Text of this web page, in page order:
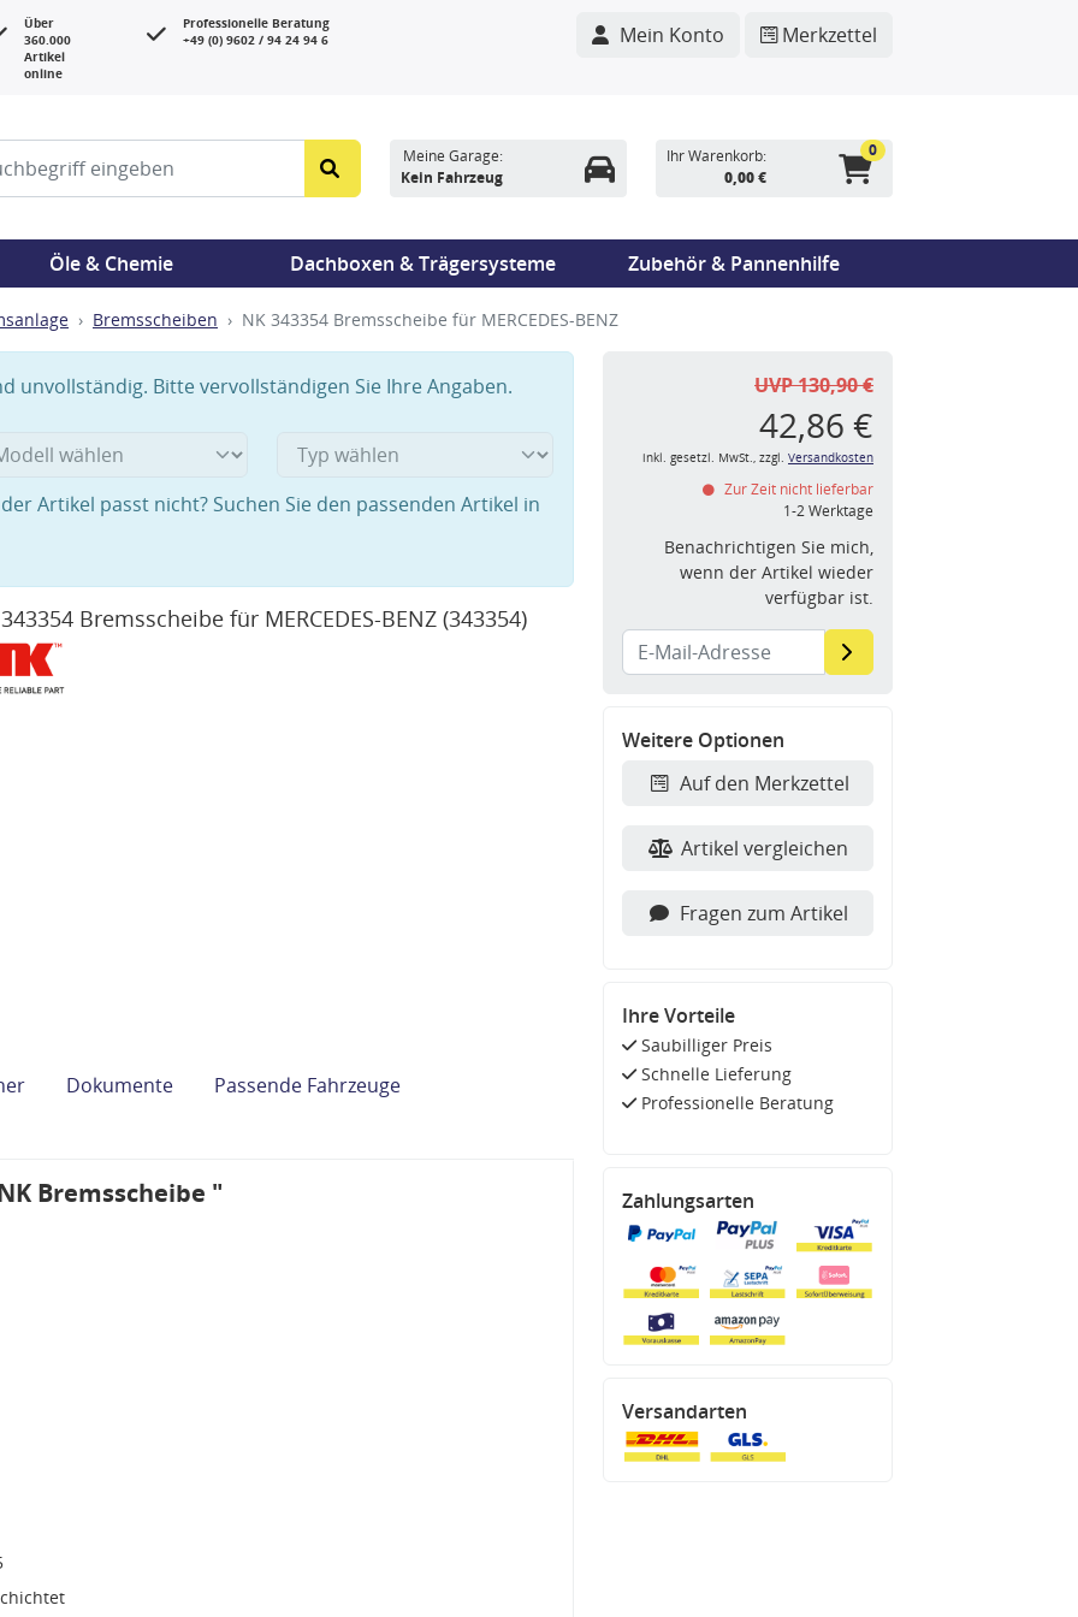
Über
360.000
Artikel
online
Professionelle Beratung
+49 (0) 9602 / 94 24 94 6
Mein Konto Merkzettel
Meine Garage:
Kein Fahrzeug
Ihr Warenkorb:
0,00 €
0
Öle & Chemie Dachboxen & Trägersysteme Zubehör & Pannenhilfe
Bremsscheiben NK 343354 Bremsscheibe für MERCEDES-BENZ
unvollständig. Bitte vervollständigen Sie Ihre Angaben.
Artikel passt nicht? Suchen Sie den passenden Artikel in
Bremsscheibe für MERCEDES-BENZ (343354)
Dokumente Passende Fahrzeuge
Bremsscheibe "
UVP 130,90 €
42,86 €
inkl. gesetzl. MwSt., zzgl. Versandkosten
Zur Zeit nicht lieferbar
1-2 Werktage
Benachrichtigen Sie mich,
wenn der Artikel wieder
verfügbar ist.
Weitere Optionen
Auf den Merkzettel
Artikel vergleichen
Fragen zum Artikel
Ihre Vorteile
Saubilliger Preis
Schnelle Lieferung
Professionelle Beratung
Zahlungsarten
Versandarten